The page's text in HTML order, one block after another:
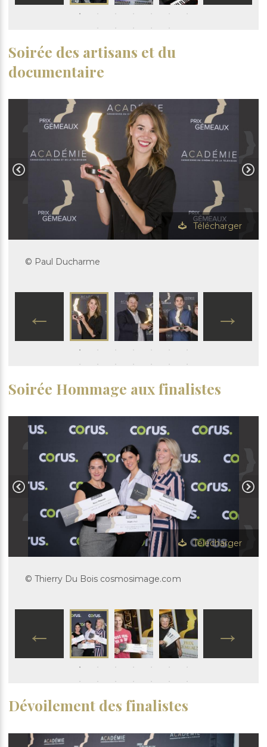
Soirée des artisans et du
documentaire
Télécharger
© Paul Ducharme
Soirée Hommage aux finalistes
Télécharger
© Thierry Du Bois cosmosimage.com
Dévoilement des finalistes